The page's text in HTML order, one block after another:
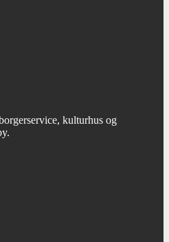
kulturhus og